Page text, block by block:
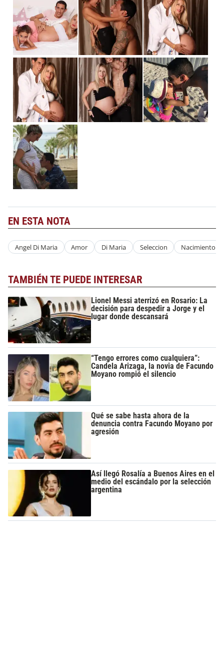
EN ESTA NOTA
Angel Di Maria Amor Di Maria Seleccion Nacimiento
TAMBIÉN TE PUEDE INTERESAR
Lionel Messi aterrizó en Rosario: La
decisión para despedir a Jorge y el
lugar donde descansará
“Tengo errores como cualquiera”:
Candela Arizaga, la novia de Facundo
Moyano rompió el silencio
Qué se sabe hasta ahora de la
denuncia contra Facundo Moyano por
agresión
Así llegó Rosalía a Buenos Aires en el
medio del escándalo por la selección
argentina